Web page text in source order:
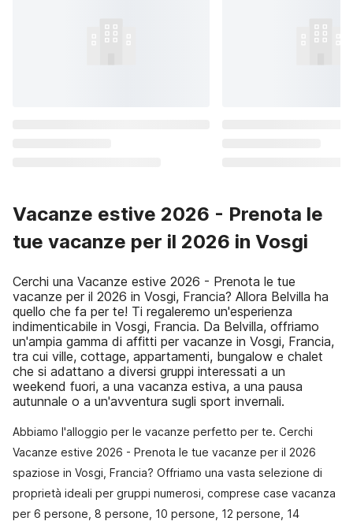
Vacanze estive 2026 - Prenota le
tue vacanze per il 2026 in Vosgi
Cerchi una Vacanze estive 2026 - Prenota le tue
vacanze per il 2026 in Vosgi, Francia? Allora Belvilla ha
quello che fa per te! Ti regaleremo un'esperienza
indimenticabile in Vosgi, Francia. Da Belvilla, offriamo
un'ampia gamma di affitti per vacanze in Vosgi, Francia,
tra cui ville, cottage, appartamenti, bungalow e chalet
che si adattano a diversi gruppi interessati a un
weekend fuori, a una vacanza estiva, a una pausa
autunnale o a un'avventura sugli sport invernali.
Abbiamo l'alloggio per le vacanze perfetto per te. Cerchi
Vacanze estive 2026 - Prenota le tue vacanze per il 2026
spaziose in Vosgi, Francia? Offriamo una vasta selezione di
proprietà ideali per gruppi numerosi, comprese case vacanza
per 6 persone, 8 persone, 10 persone, 12 persone, 14